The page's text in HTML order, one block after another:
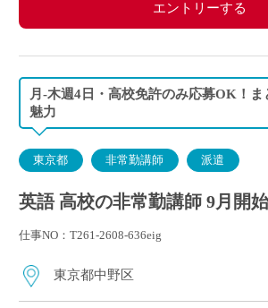
エントリーする
月-木週4日・高校免許のみ応募OK！
魅力
東京都 非常勤講師 派遣
英語 高校の非常勤講師 9月開始
仕事NO：T261-2608-636eig
東京都中野区